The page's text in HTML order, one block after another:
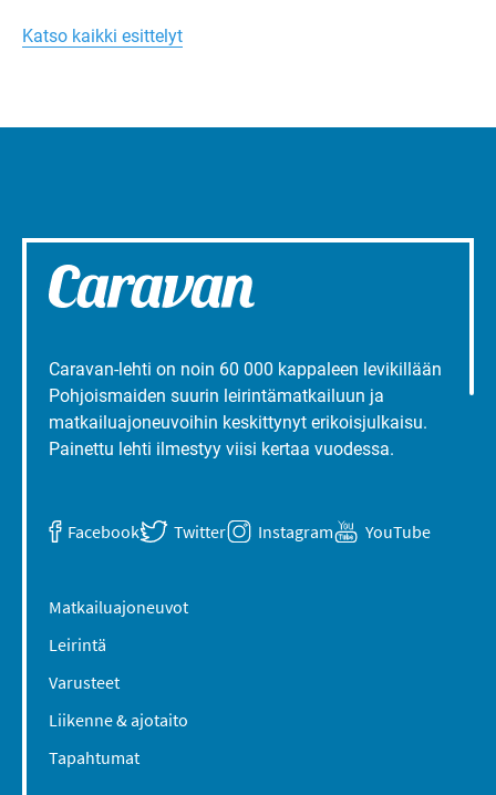
Turun
liepeillä
Katso kaikki esittelyt
Caravan-lehti on noin 60 000 kappaleen levikillään
Pohjoismaiden suurin leirintämatkailuun ja
matkailuajoneuvoihin keskittynyt erikoisjulkaisu.
Painettu lehti ilmestyy viisi kertaa vuodessa.
Facebook Twitter Instagram YouTube
Matkailuajoneuvot
Leirintä
Varusteet
Liikenne & ajotaito
Tapahtumat